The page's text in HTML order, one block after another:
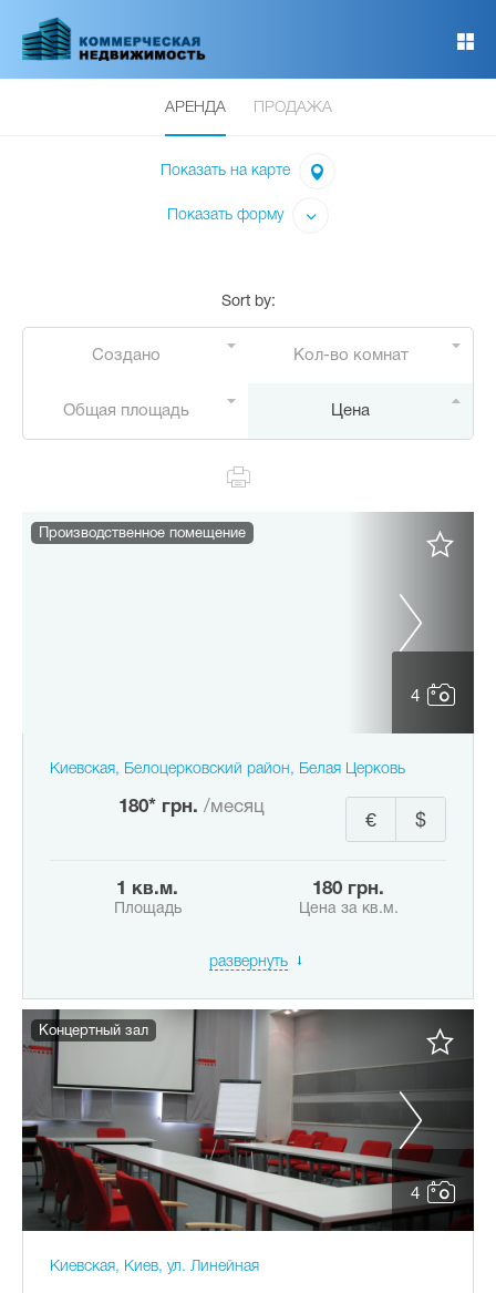
основному
АРЕНДА ПРОДАЖА
Показать на карте
Показать форму
Sort by:
Создано Кол-во комнат
Общая площадь Цена
4
Производственное помещение
Киевская, Белоцерковский район, Белая Церковь
180* грн. /месяц
$
€
1 кв.м.
Площадь
180 грн.
Цена за кв.м.
развернуть
4
Концертный зал
Киевская, Киев, ул. Линейная